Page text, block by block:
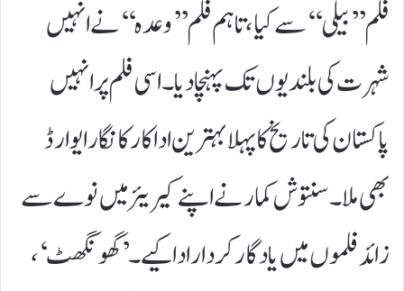
فلم ’’بیلی‘‘ سے کیا، تاہم فلم ’’وعدہ‘‘ نے انہیں
شہرت کی بلندیوں تک پہنچادیا۔ اسی فلم پر انہیں
پاکستان کی تاریخ کا پہلا بہترین اداکار کا نگار ایوارڈ
بھی ملا۔سنتوش کمار نے اپنے کیریئر میں نوے سے
زائد فلموں میں یادگار کردار ادا کیے۔ ’گھونگھٹ‘،